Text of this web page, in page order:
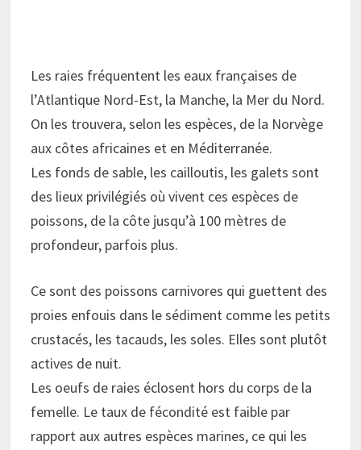
Les raies fréquentent les eaux françaises de
l’Atlantique Nord-Est, la Manche, la Mer du Nord.
On les trouvera, selon les espèces, de la Norvège
aux côtes africaines et en Méditerranée.
Les fonds de sable, les cailloutis, les galets sont
des lieux privilégiés où vivent ces espèces de
poissons, de la côte jusqu’à 100 mètres de
profondeur, parfois plus.
Ce sont des poissons carnivores qui guettent des
proies enfouis dans le sédiment comme les petits
crustacés, les tacauds, les soles. Elles sont plutôt
actives de nuit.
Les oeufs de raies éclosent hors du corps de la
femelle. Le taux de fécondité est faible par
rapport aux autres espèces marines, ce qui les